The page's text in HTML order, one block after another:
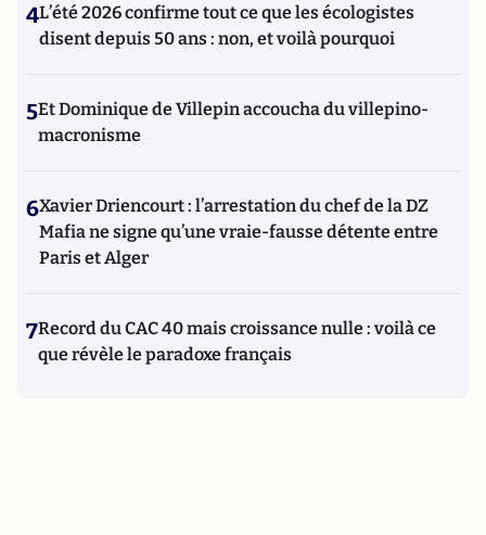
4L’été 2026 confirme tout ce que les écologistes
disent depuis 50 ans : non, et voilà pourquoi
5Et Dominique de Villepin accoucha du villepino-
macronisme
6Xavier Driencourt : l’arrestation du chef de la DZ
Mafia ne signe qu’une vraie-fausse détente entre
Paris et Alger
7Record du CAC 40 mais croissance nulle : voilà ce
que révèle le paradoxe français